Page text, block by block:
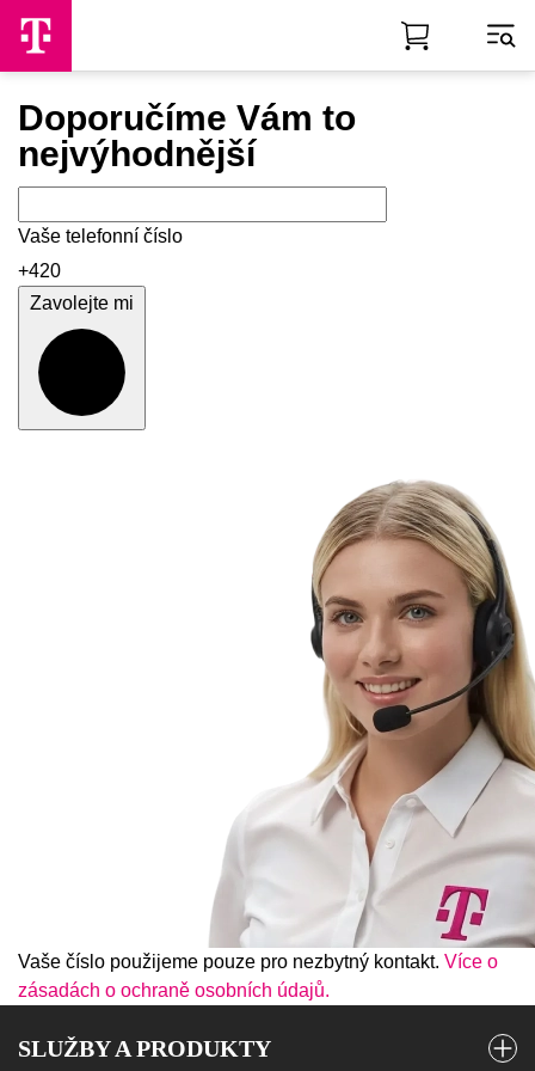
Skip to Main Content
Doporučíme Vám to
nejvýhodnější
Vaše telefonní číslo
+420
Zavolejte mi
Vaše číslo použijeme pouze pro nezbytný kontakt. Více o
zásadách o ochraně osobních údajů.
SLUŽBY A PRODUKTY